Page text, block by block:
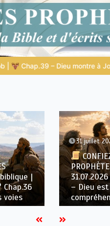
LA SAGESSE DE
|
Chap.36
voies
31 juillet
– Dieu